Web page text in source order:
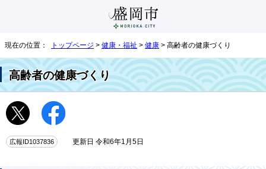
現在の位置： トップページ > 健康・福祉 > 健康 > 高齢者の健康づくり
高齢者の健康づくり
広報ID1037836 更新日 令和6年1月5日